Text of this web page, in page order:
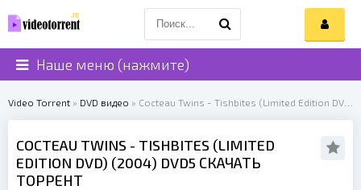
Наше меню (нажмите)
Video Torrent » DVD видео » Cocteau Twins - Tishbites (Limited Edition DVD) (2004)
COCTEAU TWINS - TISHBITES (LIMITED
EDITION DVD) (2004) DVD5 СКАЧАТЬ
ТОРРЕНТ